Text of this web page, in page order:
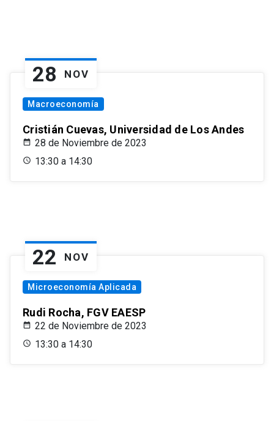
28 NOV
Macroeconomía
Cristián Cuevas, Universidad de Los Andes
28 de Noviembre de 2023
13:30 a 14:30
22 NOV
Microeconomía Aplicada
Rudi Rocha, FGV EAESP
22 de Noviembre de 2023
13:30 a 14:30